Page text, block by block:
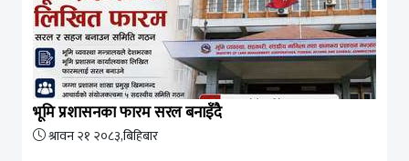
भूमि प्रशासनका फारम सरल बनाइँदै
श्रावन २१ २०८३,बिहिबार